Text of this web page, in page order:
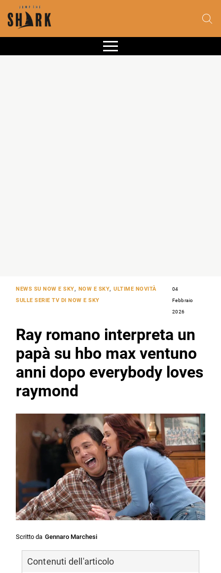
NEWS SU NOW E SKY, NOW E SKY,ULTIME NOVITÀ
SULLE SERIE TV DI NOW E SKY
04
Febbraio
2026
Ray romano interpreta un
papà su hbo max ventuno
anni dopo everybody loves
raymond
Scritto da Gennaro Marchesi
Contenuti dell'articolo